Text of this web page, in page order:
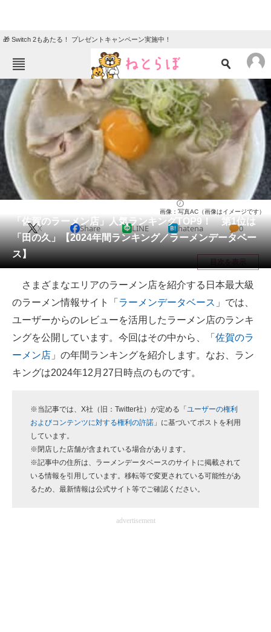
🎁 Switch 2もあたる！ プレゼントキャンペーン実施中！
ねとらぼメニュー
TOP ニュース
クイズ
グルメ
住まい 教育・育児
動物 リサーチ
会員記事
メディア
注目記事を集めた総合ページ
ITの今と未来を見通す
スマホと通信の最新トレンド
進化するPCとデバイスの未来
好きが集まる 比べて選べる
AI活用のいまが分かる
企業ITのトレンドを詳説
経営リーダーのコミュニティ
「佐賀のラーメン店」人気ランキングTOP9！ 第1位は
「田の久」【2024年間ランキング／ラーメンデータベー
ス】
画像：写真AC（画像はイメージです）
X Share LINE hatena 0
目次を表示
さまざまなエリアのラーメン店を紹介する日本最大級
のラーメン情報サイト「 ラーメンデータベース 」では、
ユーザーからのレビューを活用したラーメン店のランキ
ングを公開しています。今回はその中から、「 佐賀のラ
ーメン店 」の年間ランキングを紹介します。なお、ラン
キングは2024年12月27日時点のものです。
※当記事では、X社（旧：Twitter社）が定める「 ユーザーの権利
およびコンテンツに対する権利の許諾 」に基づいてポストを利用
しています。
※閉店した店舗が含まれている場合があります。
※記事中の住所は、ラーメンデータベースのサイトに掲載されて
いる情報を引用しています。移転等で変更されている可能性があ
るため、最新情報は公式サイト等でご確認ください。
advertisement